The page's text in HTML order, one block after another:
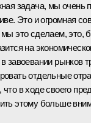
задача, мы очень
Это и огромная
это сделаем, это,
на
завоевании рынков
отдельные
в ходе своего
этому больше